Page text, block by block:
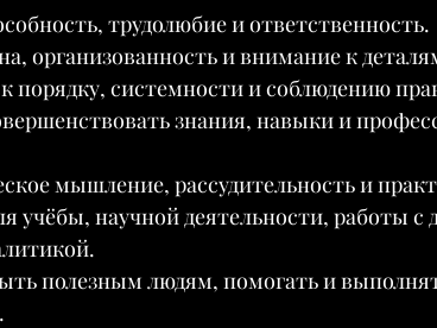
трудолюбие и ответственность.
организованность и внимание к
порядку, системности и соблюдению
знания, навыки и
мышление, рассудительность и
учёбы, научной деятельности, работы с
полезным людям, помогать и